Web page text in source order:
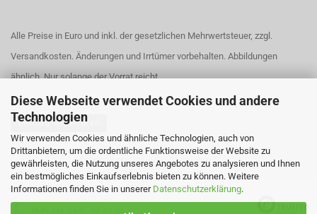
Diese Webseite verwendet Cookies und andere
Technologien
Wir verwenden Cookies und ähnliche Technologien, auch von
Drittanbietern, um die ordentliche Funktionsweise der Website zu
gewährleisten, die Nutzung unseres Angebotes zu analysieren und Ihnen
ein bestmögliches Einkaufserlebnis bieten zu können. Weitere
Informationen finden Sie in unserer Datenschutzerklärung.
Alle Preise in Euro und inkl. der gesetzlichen Mehrwertsteuer, zzgl.
Versandkosten. Änderungen und Irrtümer vorbehalten. Abbildungen
ähnlich. Nur solange der Vorrat reicht.
Vertrag widerrufen
Webshop erstellenmit Gambio.de © 2026
Ausgewählte Top-Bewertungen für https://www.house420.de